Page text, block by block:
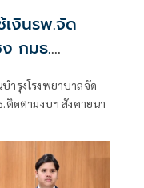
งินรพ.จัด
กมธ.
ำรุงโรงพยาบาลจัด
.ติดตามงบฯ สังคายนา